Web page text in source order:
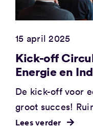
15 april 2025
Kick-off
Energie en
De kick-off voor
groot succes!
Lees verder